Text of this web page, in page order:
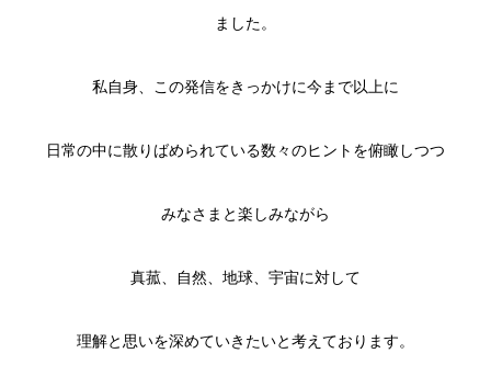
ました。
私自身、この発信をきっかけに今まで以上に
日常の中に散りばめられている数々のヒントを俯瞰しつつ
みなさまと楽しみながら
真菰、自然、地球、宇宙に対して
理解と思いを深めていきたいと考えております。